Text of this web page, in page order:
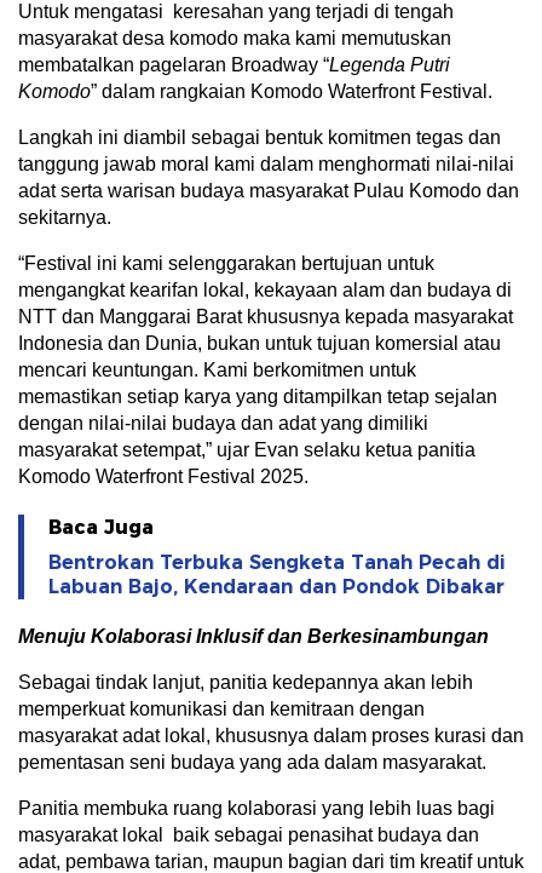
Untuk mengatasi keresahan yang terjadi di tengah
masyarakat desa komodo maka kami memutuskan
membatalkan pagelaran Broadway “Legenda Putri
Komodo” dalam rangkaian Komodo Waterfront Festival.
Langkah ini diambil sebagai bentuk komitmen tegas dan
tanggung jawab moral kami dalam menghormati nilai-nilai
adat serta warisan budaya masyarakat Pulau Komodo dan
sekitarnya.
“Festival ini kami selenggarakan bertujuan untuk
mengangkat kearifan lokal, kekayaan alam dan budaya di
NTT dan Manggarai Barat khususnya kepada masyarakat
Indonesia dan Dunia, bukan untuk tujuan komersial atau
mencari keuntungan. Kami berkomitmen untuk
memastikan setiap karya yang ditampilkan tetap sejalan
dengan nilai-nilai budaya dan adat yang dimiliki
masyarakat setempat,” ujar Evan selaku ketua panitia
Komodo Waterfront Festival 2025.
Baca Juga
Bentrokan Terbuka Sengketa Tanah Pecah di
Labuan Bajo, Kendaraan dan Pondok Dibakar
Menuju Kolaborasi Inklusif dan Berkesinambungan
Sebagai tindak lanjut, panitia kedepannya akan lebih
memperkuat komunikasi dan kemitraan dengan
masyarakat adat lokal, khususnya dalam proses kurasi dan
pementasan seni budaya yang ada dalam masyarakat.
Panitia membuka ruang kolaborasi yang lebih luas bagi
masyarakat lokal baik sebagai penasihat budaya dan
adat, pembawa tarian, maupun bagian dari tim kreatif untuk